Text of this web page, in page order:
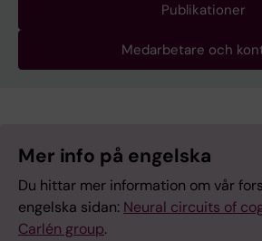
Publikationer
Medarbetare och
Mer info på engelska
Du hittar mer information om vår
engelska sidan: Neural circuits of
Carlén group.